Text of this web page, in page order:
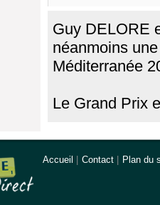
Guy DELORE
néanmoins
Méditerranée
Le Grand Prix
Accueil Contact Plan du